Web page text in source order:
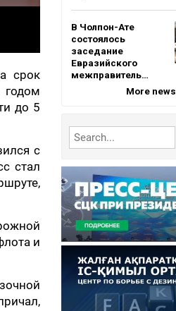
срок
до 5
с
стал
и
В Чолпон-Ате
состоялось
заседание
Евразийского
межправитель…
More news